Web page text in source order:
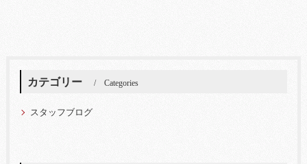
カテゴリー Categories
スタッフブログ